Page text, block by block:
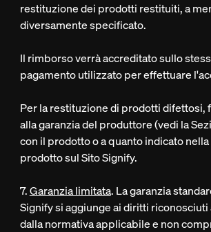
restituzione dei prodotti restituiti, a
diversamente specificato.
Il rimborso verrà accreditato sullo
pagamento utilizzato per effettuare
Per la restituzione di prodotti difettosi,
alla garanzia del produttore (vedi la
con il prodotto o a quanto indicato
prodotto sul Sito Signify.
7.Garanzia limitata. La garanzia
Signify si aggiunge ai diritti
dalla normativa applicabile e non